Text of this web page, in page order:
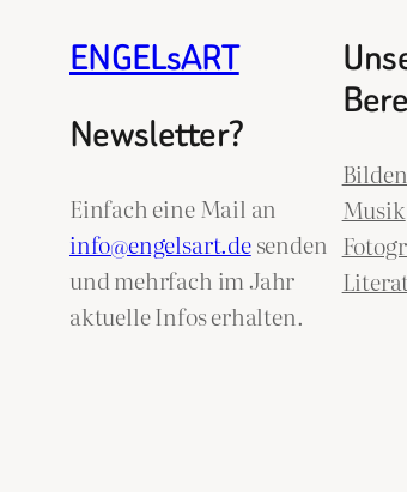
ENGELsART
Newsletter?
Einfach eine Mail an
info@engelsart.desenden
und mehrfach im Jahr
aktuelle Infos erhalten.
Musik